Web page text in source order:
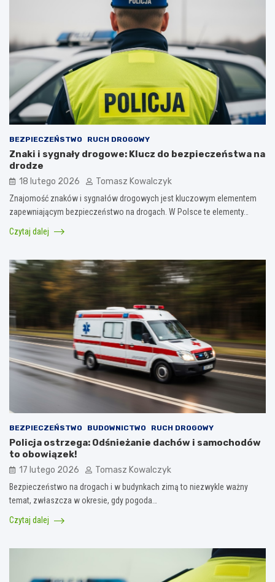
BEZPIECZEŃSTWO RUCH DROGOWY
Znaki i sygnały drogowe: Klucz do bezpieczeństwa na
drodze
18 lutego 2026 Tomasz Kowalczyk
Znajomość znaków i sygnałów drogowych jest kluczowym elementem
zapewniającym bezpieczeństwo na drogach. W Polsce te elementy…
Czytaj dalej
BEZPIECZEŃSTWO BUDOWNICTWO RUCH DROGOWY
Policja ostrzega: Odśnieżanie dachów i samochodów
to obowiązek!
17 lutego 2026 Tomasz Kowalczyk
Bezpieczeństwo na drogach i w budynkach zimą to niezwykle ważny
temat, zwłaszcza w okresie, gdy pogoda…
Czytaj dalej